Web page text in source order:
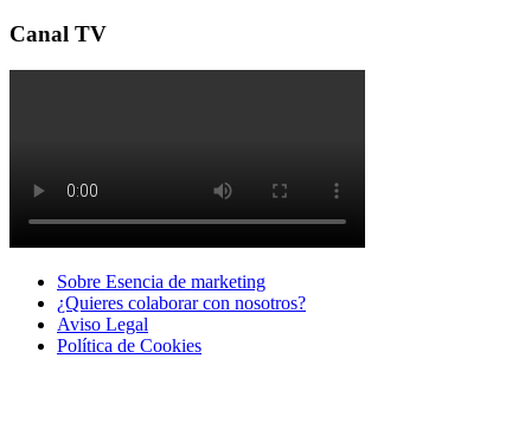
Canal TV
Sobre Esencia de marketing
¿Quieres colaborar con nosotros?
Aviso Legal
Polí­tica de Cookies